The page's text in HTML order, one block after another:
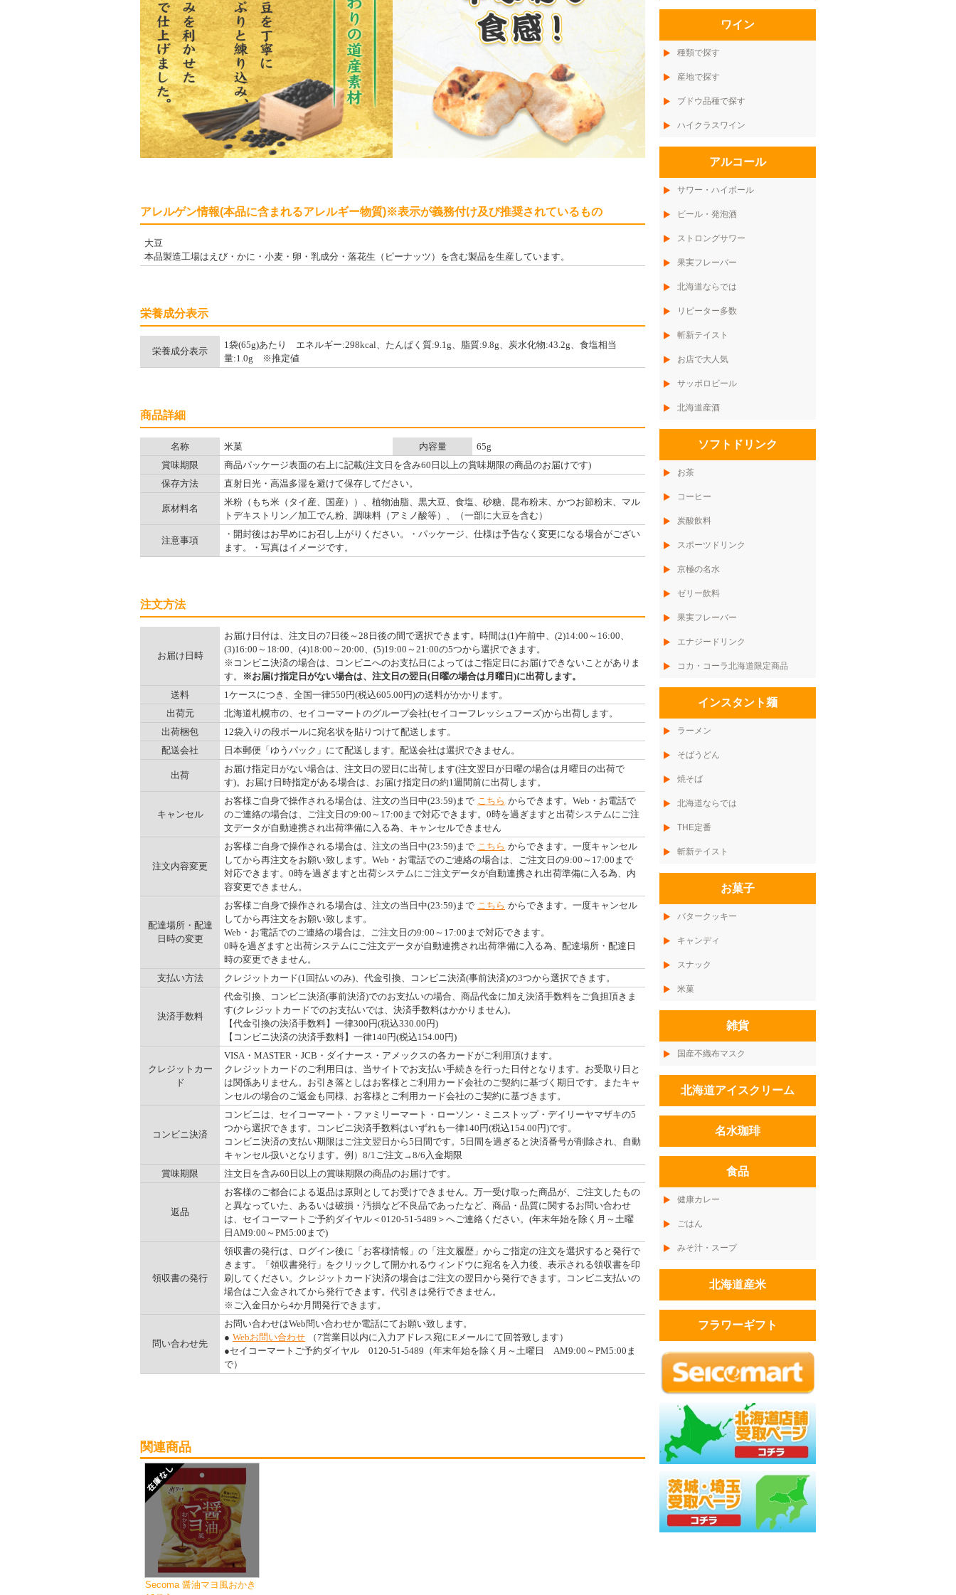
アレルゲン情報(本品に含まれるアレルギー物質)※表示が義務付け及び推奨されているもの
大豆
本品製造工場はえび・かに・小麦・卵・乳成分・落花生（ピーナッツ）を含む製品を生産しています。
栄養成分表示
栄養成分表示
1袋(65g)あたり エネルギー:298kcal、たんぱく質:9.1g、脂質:9.8g、炭水化物:43.2g、食塩相当
量:1.0g ※推定値
商品詳細
名称 米菓 内容量
65g
賞味期限
商品パッケージ表面の右上に記載(注文日を含み60日以上の賞味期限の商品のお届けです)
保存方法
直射日光・高温多湿を避けて保存してださい。
原材料名
米粉（もち米（タイ産、国産））、植物油脂、黒大豆、食塩、砂糖、昆布粉末、かつお節粉末、マル
トデキストリン／加工でん粉、調味料（アミノ酸等）、（一部に大豆を含む）
注意事項
・開封後はお早めにお召し上がりください。・パッケージ、仕様は予告なく変更になる場合がござい
ます。・写真はイメージです。
注文方法
お届け日時
お届け日付は、注文日の7日後～28日後の間で選択できます。時間は(1)午前中、(2)14:00～16:00、
(3)16:00～18:00、(4)18:00～20:00、(5)19:00～21:00の5つから選択できます。
※コンビニ決済の場合は、コンビニへのお支払日によってはご指定日にお届けできないことがありま
す。
※お届け指定日がない場合は、注文日の翌日(日曜の場合は月曜日)に出荷します。
送料
1ケースにつき、全国一律550円(税込605.00円)の送料がかかります。
出荷元
北海道札幌市の、セイコーマートのグループ会社(セイコーフレッシュフーズ)から出荷します。
出荷梱包
12袋入りの段ボールに宛名状を貼りつけて配送します。
配送会社
日本郵便「ゆうパック」にて配送します。配送会社は選択できません。
出荷
お届け指定日がない場合は、注文日の翌日に出荷します(注文翌日が日曜の場合は月曜日の出荷で
す)。お届け日時指定がある場合は、お届け指定日の約1週間前に出荷します。
キャンセル
お客様ご自身で操作される場合は、注文の当日中(23:59)まで こちら からできます。Web・お電話で
のご連絡の場合は、ご注文日の9:00～17:00まで対応できます。0時を過ぎますと出荷システムにご注
文データが自動連携され出荷準備に入る為、キャンセルできません
注文内容変更
お客様ご自身で操作される場合は、注文の当日中(23:59)まで こちら からできます。一度キャンセル
してから再注文をお願い致します。Web・お電話でのご連絡の場合は、ご注文日の9:00～17:00まで
対応できます。0時を過ぎますと出荷システムにご注文データが自動連携され出荷準備に入る為、内
容変更できません。
配達場所・配達
日時の変更
お客様ご自身で操作される場合は、注文の当日中(23:59)まで こちら からできます。一度キャンセル
してから再注文をお願い致します。
Web・お電話でのご連絡の場合は、ご注文日の9:00～17:00まで対応できます。
0時を過ぎますと出荷システムにご注文データが自動連携され出荷準備に入る為、配達場所・配達日
時の変更できません。
支払い方法
クレジットカード(1回払いのみ)、代金引換、コンビニ決済(事前決済)の3つから選択できます。
決済手数料
代金引換、コンビニ決済(事前決済)でのお支払いの場合、商品代金に加え決済手数料をご負担頂きま
す(クレジットカードでのお支払いでは、決済手数料はかかりません)。
【代金引換の決済手数料】一律300円(税込330.00円)
【コンビニ決済の決済手数料】一律140円(税込154.00円)
クレジットカー
ド
VISA・MASTER・JCB・ダイナース・アメックスの各カードがご利用頂けます。
クレジットカードのご利用日は、当サイトでお支払い手続きを行った日付となります。お受取り日と
は関係ありません。お引き落としはお客様とご利用カード会社のご契約に基づく期日です。またキャ
ンセルの場合のご返金も同様、お客様とご利用カード会社のご契約に基づきます。
コンビニ決済
コンビニは、セイコーマート・ファミリーマート・ローソン・ミニストップ・デイリーヤマザキの5
つから選択できます。コンビニ決済手数料はいずれも一律140円(税込154.00円)です。
コンビニ決済の支払い期限はご注文翌日から5日間です。5日間を過ぎると決済番号が削除され、自動
キャンセル扱いとなります。例）8/1ご注文→8/6入金期限
賞味期限
注文日を含み60日以上の賞味期限の商品のお届けです。
返品
お客様のご都合による返品は原則としてお受けできません。万一受け取った商品が、ご注文したもの
と異なっていた、あるいは破損・汚損など不良品であったなど、商品・品質に関するお問い合わせ
は、セイコーマートご予約ダイヤル＜0120-51-5489＞へご連絡ください。(年末年始を除く月～土曜
日AM9:00～PM5:00まで)
領収書の発行
領収書の発行は、ログイン後に「お客様情報」の「注文履歴」からご指定の注文を選択すると発行で
きます。「領収書発行」をクリックして開かれるウィンドウに宛名を入力後、表示される領収書を印
刷してください。クレジットカード決済の場合はご注文の翌日から発行できます。コンビニ支払いの
場合はご入金されてから発行できます。代引きは発行できません。
※ご入金日から4か月間発行できます。
問い合わせ先
お問い合わせはWeb問い合わせか電話にてお願い致します。
● Webお問い合わせ
（7営業日以内に入力アドレス宛にEメールにて回答致します）
●セイコーマートご予約ダイヤル 0120-51-5489（年末年始を除く月～土曜日 AM9:00～PM5:00ま
で）
関連商品
Secoma 醤油マヨ風おかき
ワイン
種類で探す
産地で探す
ブドウ品種で探す
ハイクラスワイン
アルコール
サワー・ハイボール
ビール・発泡酒
ストロングサワー
果実フレーバー
北海道ならでは
リピーター多数
斬新テイスト
お店で大人気
サッポロビール
北海道産酒
ソフトドリンク
お茶
コーヒー
炭酸飲料
スポーツドリンク
京極の名水
ゼリー飲料
果実フレーバー
エナジードリンク
コカ・コーラ北海道限定商品
インスタント麺
ラーメン
そばうどん
焼そば
北海道ならでは
THE定番
斬新テイスト
お菓子
バタークッキー
キャンディ
スナック
米菓
雑貨
国産不織布マスク
北海道アイスクリーム
名水珈琲
食品
健康カレー
ごはん
みそ汁・スープ
北海道産米
フラワーギフト